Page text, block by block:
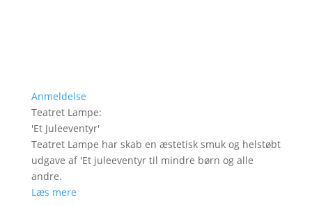
Anmeldelse
Teatret Lampe:
'Et Juleeventyr'
Teatret Lampe har skab en æstetisk smuk og helstøbt
udgave af 'Et juleeventyr til mindre børn og alle
andre.
Læs mere